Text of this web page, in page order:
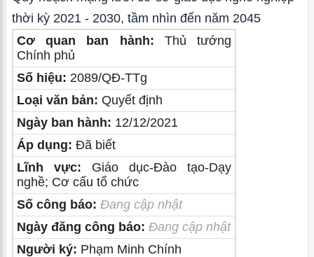
thời kỳ 2021 - 2030, tầm nhìn đến năm 2045
Cơ quan ban hành: Thủ tướng
Chính phủ
Số hiệu: 2089/QĐ-TTg
Loại văn bản: Quyết định
Ngày ban hành: 12/12/2021
Áp dụng: Đã biết
Lĩnh vực: Giáo dục-Đào tạo-Dạy
nghề; Cơ cấu tổ chức
Số công báo: Đang cập nhật
Ngày đăng công báo: Đang cập nhật
Người ký: Phạm Minh Chính